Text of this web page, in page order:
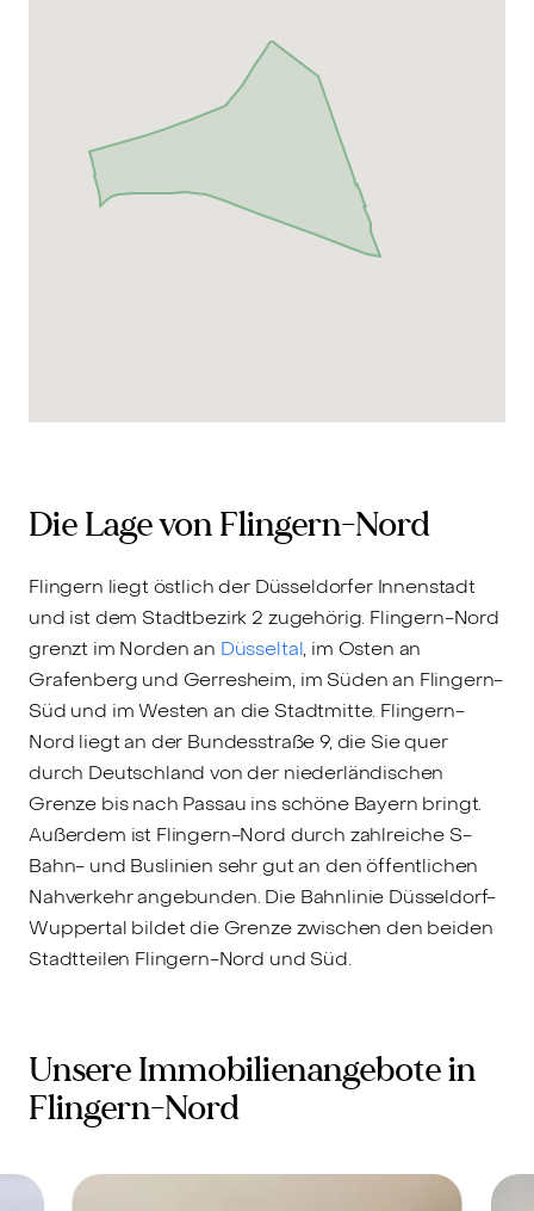
Die Lage von Flingern-Nord
Flingern liegt östlich der Düsseldorfer Innenstadt
und ist dem Stadtbezirk 2 zugehörig. Flingern-Nord
grenzt im Norden an Düsseltal, im Osten an
Grafenberg und Gerresheim, im Süden an Flingern-
Süd und im Westen an die Stadtmitte. Flingern-
Nord liegt an der Bundesstraße 9, die Sie quer
durch Deutschland von der niederländischen
Grenze bis nach Passau ins schöne Bayern bringt.
Außerdem ist Flingern-Nord durch zahlreiche S-
Bahn- und Buslinien sehr gut an den öffentlichen
Nahverkehr angebunden. Die Bahnlinie Düsseldorf-
Wuppertal bildet die Grenze zwischen den beiden
Stadtteilen Flingern-Nord und Süd.
Unsere Immobilienangebote in
Flingern-Nord